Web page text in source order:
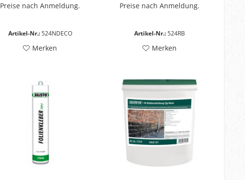
Preise nach Anmeldung.
Artikel-Nr.:524NDECO
Merken
Preise nach Anmeldung.
Artikel-Nr.:524RB
Merken